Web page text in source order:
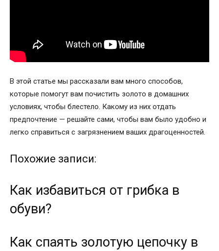
В этой статье мы рассказали вам много способов,
которые помогут вам почистить золото в домашних
условиях, чтобы блестело. Какому из них отдать
предпочтение — решайте сами, чтобы вам было удобно и
легко справиться с загрязнением ваших драгоценностей.
Похожие записи:
Как избавиться от грибка в
обуви?
Как спаять золотую цепочку в